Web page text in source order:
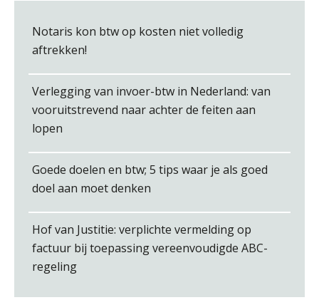
Albert Heeling
Joep Swinkels
Notaris kon btw op kosten niet volledig
aftrekken!
Verlegging van invoer-btw in Nederland: van
vooruitstrevend naar achter de feiten aan
lopen
Goede doelen en btw; 5 tips waar je als goed
doel aan moet denken
Hof van Justitie: verplichte vermelding op
factuur bij toepassing vereenvoudigde ABC-
regeling